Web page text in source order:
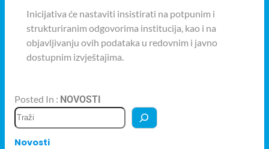
Inicijativa će nastaviti insistirati na potpunim i
strukturiranim odgovorima institucija, kao i na
objavljivanju ovih podataka u redovnim i javno
dostupnim izvještajima.
Posted In : NOVOSTI
Novosti